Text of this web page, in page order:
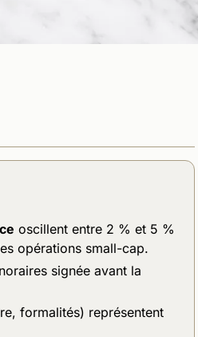
oscillent entre 2 % et 5 %
opérations small-cap.
signée avant la
formalités) représentent